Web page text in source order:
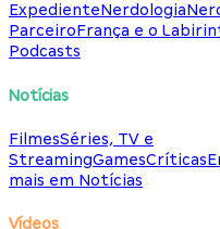
ExpedienteNerdologia
ParceiroFrança e o
Podcasts
Notícias
FilmesSéries, TV e
StreamingGamesCríticas
mais em Notícias
Vídeos